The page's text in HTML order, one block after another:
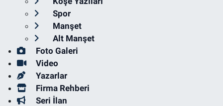
Spor
Manşet
Alt Manşet
Foto Galeri
Video
Yazarlar
Firma Rehberi
Seri İlan